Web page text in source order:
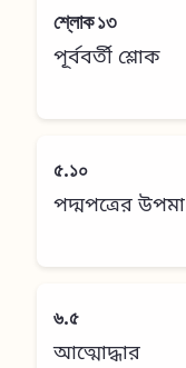
শ্লোক ১৩
পূর্ববর্তী শ্লোক
৫.১০
পদ্মপত্রের উপমা
৬.৫
আত্মোদ্ধার